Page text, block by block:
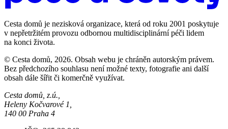
Cesta domů je nezisková organizace, která od roku 2001 poskytuje
v nepřetržitém provozu odbornou multidisciplinární péči lidem
na konci života.
© Cesta domů, 2026. Obsah webu je chráněn autorským právem.
Bez předchozího souhlasu není možné texty, fotografie ani další
obsah dále šířit či komerčně využívat.
Cesta domů, z.ú.,
Heleny Kočvarové 1,
140 00 Praha 4